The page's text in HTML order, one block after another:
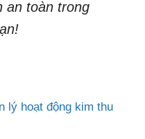
an toàn trong
lý hoạt động kim thu